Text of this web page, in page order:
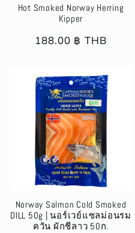
Hot Smoked Norway Herring
Kipper
Regular
188.00 ฿ THB
Norway Salmon Cold Smoked
DILL 50g | นอร์เวย์แซลม่อนรม
ควัน ผักชีลาว 50ก.